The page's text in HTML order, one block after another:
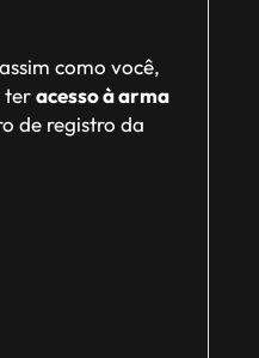
como você,
teracesso à arma
de registro da